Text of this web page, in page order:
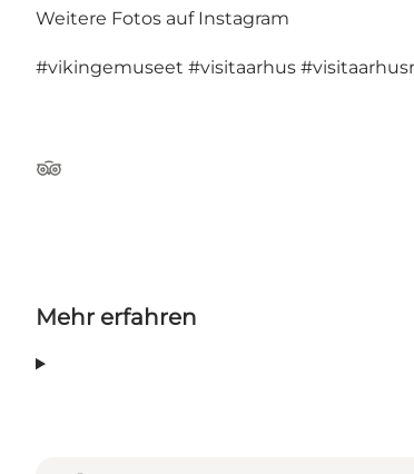
Weitere Fotos auf Instagram
#vikingemuseet #visitaarhus
TripAdvisor
Mehr erfahren